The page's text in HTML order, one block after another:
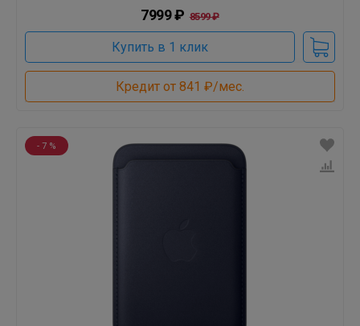
7999 ₽ 8599 ₽
Купить в 1 клик
Кредит от 841 ₽/мес.
- 7 %